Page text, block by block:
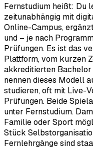
Fernstudium heißt: Du
zeitunabhängig mit
Online-Campus,
und – je nach
Prüfungen. Es ist das
Plattform, vom kurzen
akkreditierten
nennen dieses Modell
studieren, oft mit Live-
Prüfungen. Beide
unter Fernstudium.
Familie oder Sport
Stück
Fernlehrgänge sind